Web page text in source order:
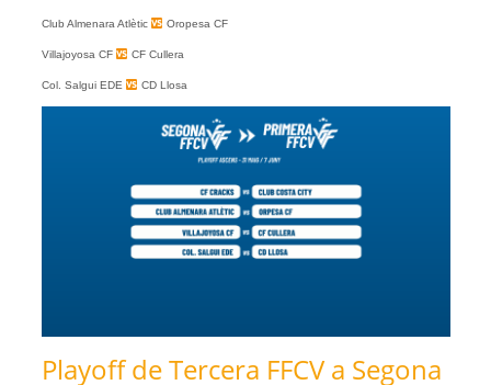
Club Almenara Atlètic Oropesa CF
Villajoyosa CF CF Cullera
Col. Salgui EDE CD Llosa
Playoff de Tercera FFCV a Segona